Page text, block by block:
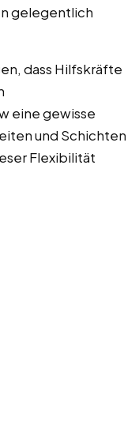
gelegentlich
dass Hilfskräfte
eine gewisse
und Schichten
Flexibilität